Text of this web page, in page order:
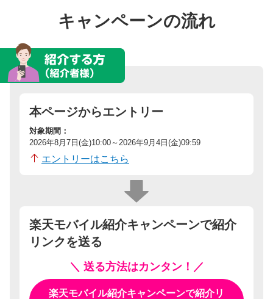
キャンペーンの流れ
本ページからエントリー
対象期間：
2026年8月7日(金)10:00～2026年9月4日(金)09:59
エントリーはこちら
楽天モバイル紹介キャンペーンで紹介
リンクを送る
＼ 送る方法はカンタン！／
楽天モバイル紹介キャンペーンで紹介リ